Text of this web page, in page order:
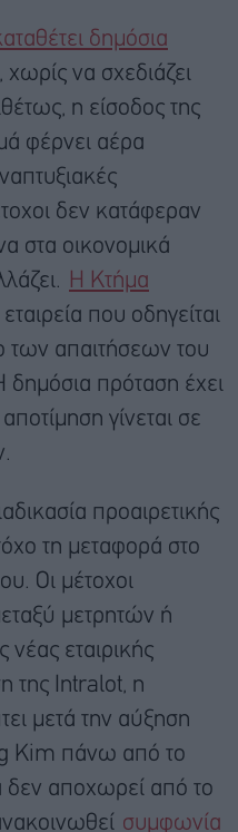
δημόσια
, χωρίς να σχεδιάζει
η είσοδος της
φέρνει αέρα
δεν κατάφεραν
στα οικονομικά
Η Κτήμα
που οδηγείται
των απαιτήσεων του
πρόταση έχει
γίνεται σε
προαιρετικής
τη μεταφορά στο
Οι μέτοχοι
μετρητών ή
νέας εταιρικής
της Intralot, η
μετά την αύξηση
Kim πάνω από το
δεν αποχωρεί από το
συμφωνία